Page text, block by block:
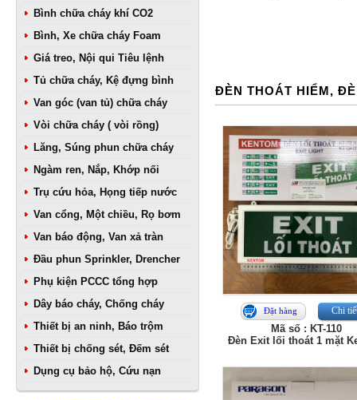
Bình chữa cháy khí CO2
Bình, Xe chữa cháy Foam
Giá treo, Nội qui Tiêu lệnh
Tủ chữa cháy, Kệ đựng bình
Van góc (van tủ) chữa cháy
Vòi chữa cháy ( vòi rồng)
Lăng, Súng phun chữa cháy
Ngàm ren, Nắp, Khớp nối
Trụ cứu hỏa, Họng tiếp nước
Van cổng, Một chiều, Rọ bơm
Van báo động, Van xả tràn
Đầu phun Sprinkler, Drencher
Phụ kiện PCCC tổng hợp
Dây báo cháy, Chống cháy
Thiết bị an ninh, Báo trộm
Thiết bị chống sét, Đếm sét
Dụng cụ bảo hộ, Cứu nạn
ĐÈN THOÁT HIỂM,
Đặt hàng Chi
Mã số : KT-110
Đèn Exit lối thoát 1 mặt